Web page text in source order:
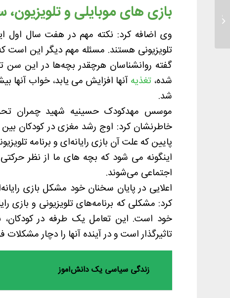
بازی های موبایلی و تلویزیون،
وی اضافه کرد: نکته مهم در هفت سال اول
تلویزیونی هستند. مسئله مهم دیگر این است
گفته روانشناسان هرچقدر بچه‌ها در این
شده،تغذیهآنها افزایش می یابد، خواب آنها
شد.
موسس مهدکودک حسینیه شهید چمران
پایین که علت آن بازی‌ رایانه‌ای و برنامه
اینگونه می شود که بچه های ما از نظر
اجتماعی می‌شوند.
اعلایی در پایان سخنان خود مشکل بازی
خود است. این تعامل یک طرفه در کودکان،
تاثیرگذار است و در آینده آنها را دچار مشکلات
زندگی سیاسی یک دانش‌آموز
فرم ثبت نام ۴ و ۵ ساله های حسینیه
کودک مشکات...